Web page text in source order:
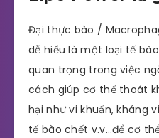
Đại thực bào /
dễ hiểu là một loại tế
quan trọng trong việc
cách giúp cơ thể thoát
hại như vi khuẩn, kháng
tế bào chết v.v…để cơ